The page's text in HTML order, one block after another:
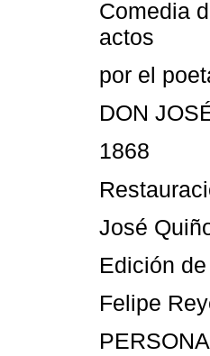
Comedia
actos
por el
DON
1868
José
Edición de
Felipe